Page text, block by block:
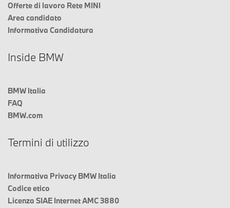
Offerte di lavoro Rete MINI
Area candidato
Informativa Candidatura
Inside BMW
BMW Italia
FAQ
BMW.com
Termini di utilizzo
Informativa Privacy BMW Italia
Codice etico
Licenza SIAE Internet AMC 3880